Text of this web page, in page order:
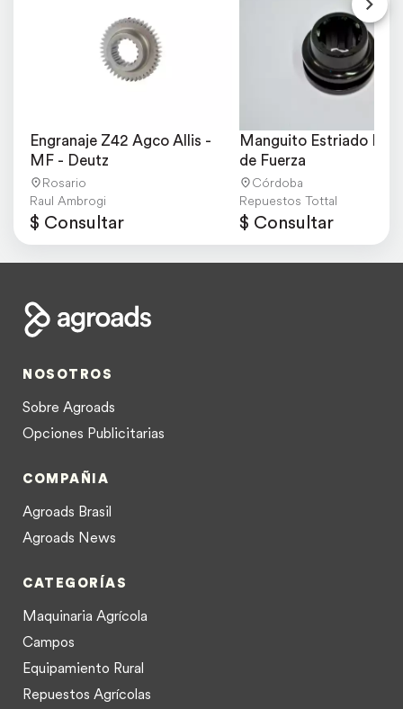
Engranaje Z42 Agco Allis -
MF - Deutz
Rosario
Raul Ambrogi
$ Consultar
Manguito Estriado Eje
de Fuerza
Córdoba
Repuestos Tottal
$ Consultar
NOSOTROS
Sobre Agroads
Opciones Publicitarias
COMPAÑIA
Agroads Brasil
Agroads News
CATEGORÍAS
Maquinaria Agrícola
Campos
Equipamiento Rural
Repuestos Agrícolas